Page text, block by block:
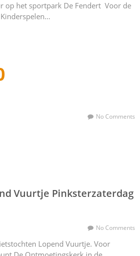
het sportpark De Fendert Voor de
No Comments
Vuurtje Pinksterzaterdag
No Comments
Lopend Vuurtje. Voor